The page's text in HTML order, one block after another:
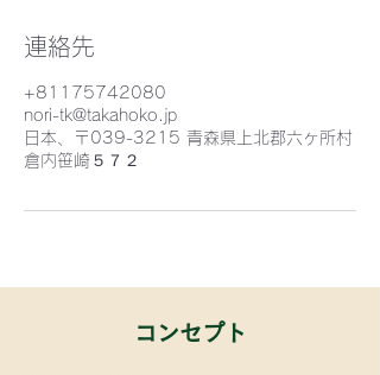
連絡先
+81175742080
nori-tk@takahoko.jp
日本、〒039-3215 青森県上北郡六ヶ所村
倉内笹崎５７２
​コンセプト